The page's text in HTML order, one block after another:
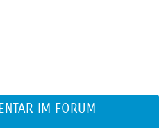
IM FORUM